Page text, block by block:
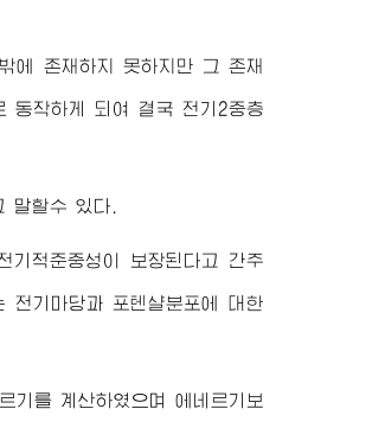
에 존재하지 못하지만 그 존재
동작하게 되여 결국 전기2중층
말할수 있다.
기적준중성이 보장된다고 간주
전기마당과 포텐샬분포에 대한
기를 계산하였으며 에네르기보